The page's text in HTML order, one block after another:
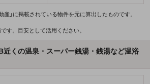
」に掲載されている物件を元に算出したものです。
す。目安として活用ください。
近くの温泉・スーパー銭湯・銭湯など温浴